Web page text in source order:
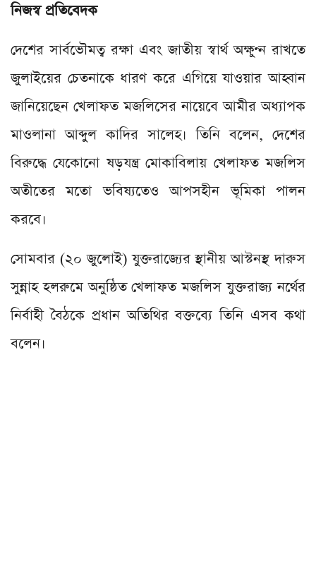
নিজস্ব প্রতিবেদক
দেশের সার্বভৌমত্ব রক্ষা এবং জাতীয় স্বার্থ অক্ষুণ্ন রাখতে
জুলাইয়ের চেতনাকে ধারণ করে এগিয়ে যাওয়ার আহ্বান
জানিয়েছেন খেলাফত মজলিসের নায়েবে আমীর অধ্যাপক
মাওলানা আব্দুল কাদির সালেহ। তিনি বলেন, দেশের
বিরুদ্ধে যেকোনো ষড়যন্ত্র মোকাবিলায় খেলাফত মজলিস
অতীতের মতো ভবিষ্যতেও আপসহীন ভূমিকা পালন
করবে।
সোমবার (২০ জুলােই) যুক্তরাজ্যের স্থানীয় আস্টনস্থ দারুস
সুন্নাহ হলরুমে অনুষ্ঠিত খেলাফত মজলিস যুক্তরাজ্য নর্থের
নির্বাহী বৈঠকে প্রধান অতিথির বক্তব্যে তিনি এসব কথা
বলেন।